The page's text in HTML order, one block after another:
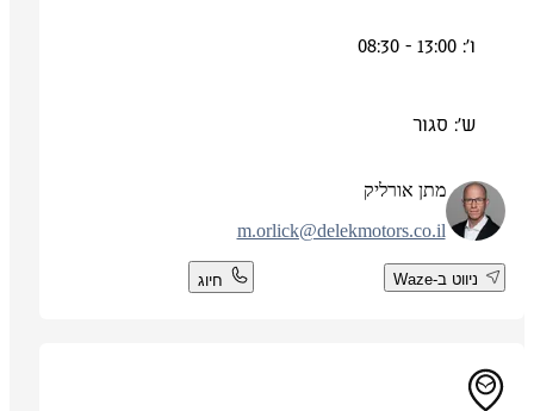
ש': סגור
מתן אורליק
m.orlick@delekmotors.co.il
ניווט ב-Waze חיוג